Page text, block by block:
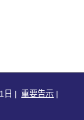
日
重要告示